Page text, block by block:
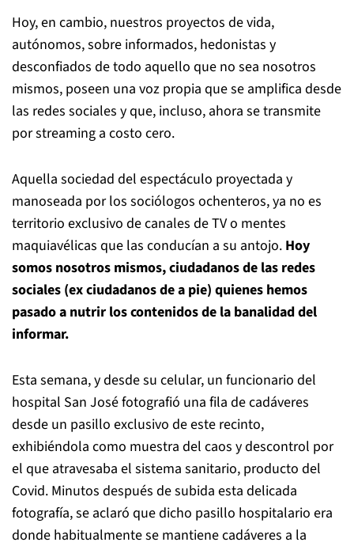
Hoy, en cambio, nuestros proyectos de vida,
autónomos, sobre informados, hedonistas y
desconfiados de todo aquello que no sea nosotros
mismos, poseen una voz propia que se amplifica desde
las redes sociales y que, incluso, ahora se transmite
por streaming a costo cero.
Aquella sociedad del espectáculo proyectada y
manoseada por los sociólogos ochenteros, ya no es
territorio exclusivo de canales de TV o mentes
maquiavélicas que las conducían a su antojo. Hoy
somos nosotros mismos, ciudadanos de las redes
sociales (ex ciudadanos de a pie) quienes hemos
pasado a nutrir los contenidos de la banalidad del
informar.
Esta semana, y desde su celular, un funcionario del
hospital San José fotografió una fila de cadáveres
desde un pasillo exclusivo de este recinto,
exhibiéndola como muestra del caos y descontrol por
el que atravesaba el sistema sanitario, producto del
Covid. Minutos después de subida esta delicada
fotografía, se aclaró que dicho pasillo hospitalario era
donde habitualmente se mantiene cadáveres a la